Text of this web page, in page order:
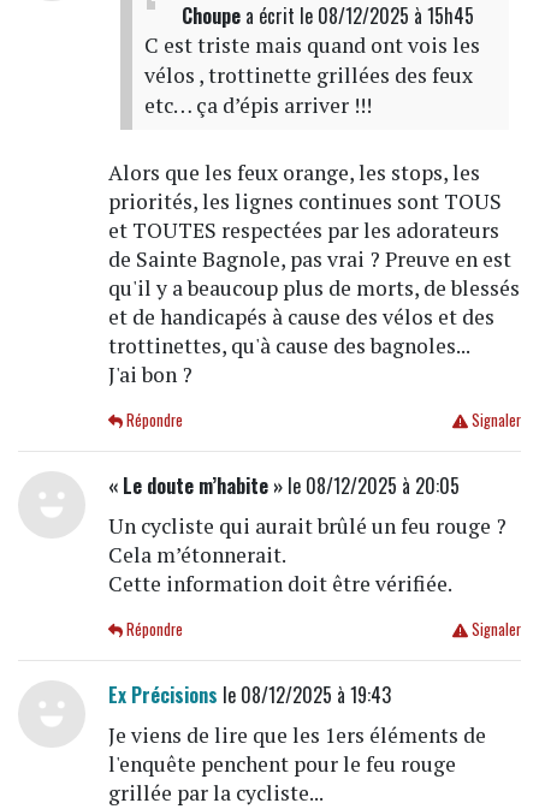
Choupea écrit le 08/12/2025 à 15h45
C est triste mais quand ont vois les
vélos , trottinette grillées des feux
etc… ça d’épis arriver !!!
Alors que les feux orange, les stops, les
priorités, les lignes continues sont TOUS
et TOUTES respectées par les adorateurs
de Sainte Bagnole, pas vrai ? Preuve en est
qu'il y a beaucoup plus de morts, de blessés
et de handicapés à cause des vélos et des
trottinettes, qu'à cause des bagnoles...
J'ai bon ?
Signaler
Répondre
« Le doute m’habite »le 08/12/2025 à 20:05
Un cycliste qui aurait brûlé un feu rouge ?
Cela m’étonnerait.
Cette information doit être vérifiée.
Signaler
Répondre
Ex Précisions le 08/12/2025 à 19:43
Je viens de lire que les 1ers éléments de
l'enquête penchent pour le feu rouge
grillée par la cycliste...